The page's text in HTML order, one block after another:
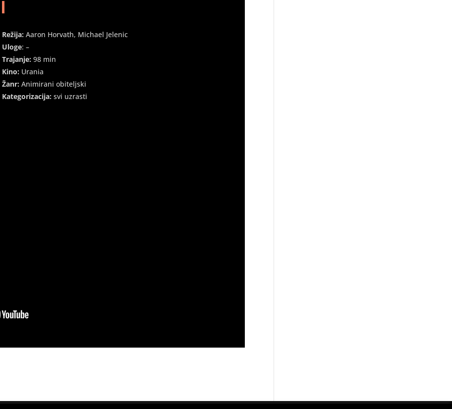
Režija: Aaron Horvath, Michael Jelenic
Uloge: –
Trajanje:98 min
Kino: Urania
Žanr: Animirani obiteljski
Kategorizacija: svi uzrasti